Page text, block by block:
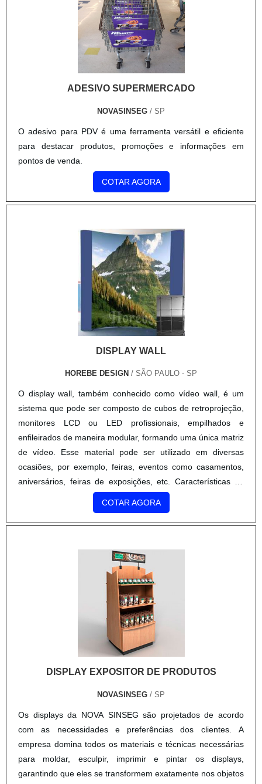
ADESIVO SUPERMERCADO
NOVASINSEG / SP
O adesivo para PDV é uma ferramenta versátil e eficiente
para destacar produtos, promoções e informações em
pontos de venda.
COTAR AGORA
DISPLAY WALL
HOREBE DESIGN / SÃO PAULO - SP
O display wall, também conhecido como vídeo wall, é um
sistema que pode ser composto de cubos de retroprojeção,
monitores LCD ou LED profissionais, empilhados e
enfileirados de maneira modular, formando uma única matriz
de vídeo. Esse material pode ser utilizado em diversas
ocasiões, por exemplo, feiras, eventos como casamentos,
aniversários, feiras de exposições, etc. Características do
equipamento é um equipamento que consiste em uma série
COTAR AGORA
DISPLAY EXPOSITOR DE PRODUTOS
NOVASINSEG / SP
Os displays da NOVA SINSEG são projetados de acordo
com as necessidades e preferências dos clientes. A
empresa domina todos os materiais e técnicas necessárias
para moldar, esculpir, imprimir e pintar os displays,
garantindo que eles se transformem exatamente nos objetos